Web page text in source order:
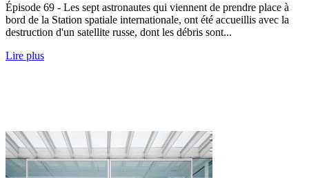
Épisode 69 - Les sept astronautes qui viennent de prendre place à
bord de la Station spatiale internationale, ont été accueillis avec la
destruction d'un satellite russe, dont les débris sont...
Lire plus